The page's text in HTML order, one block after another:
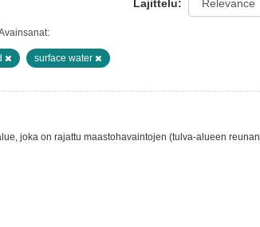
Lajittelu
surface water
joka on rajattu maastohavaintojen (tulva-alueen reunan